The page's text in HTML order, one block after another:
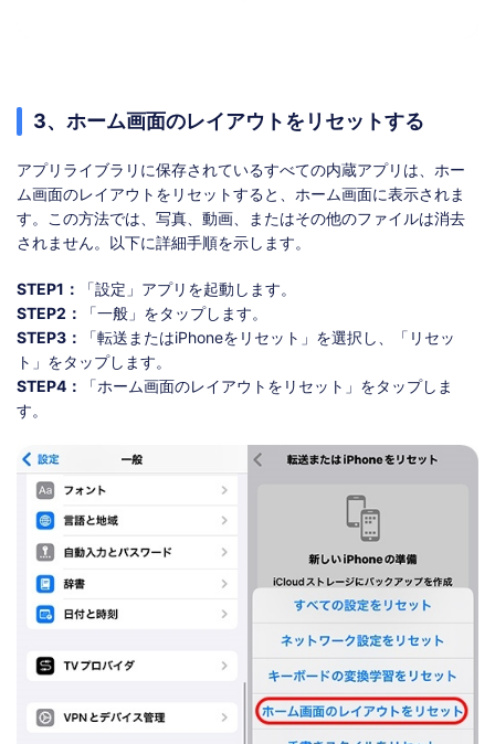
3、ホーム画面のレイアウトをリセットする
アプリライブラリに保存されているすべての内蔵アプリは、ホー
ム画面のレイアウトをリセットすると、ホーム画面に表示されま
す。この方法では、写真、動画、またはその他のファイルは消去
されません。以下に詳細手順を示します。
STEP1：
「設定」アプリを起動します。
STEP2：
「一般」をタップします。
STEP3：
「転送またはiPhoneをリセット」を選択し、「リセッ
ト」をタップします。
STEP4：
「ホーム画面のレイアウトをリセット」をタップしま
す。